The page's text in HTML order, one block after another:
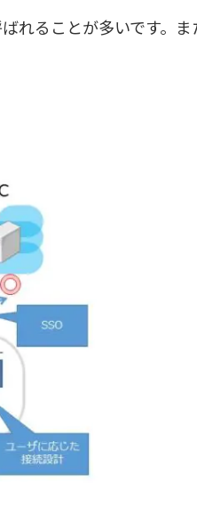
れることが多いです。